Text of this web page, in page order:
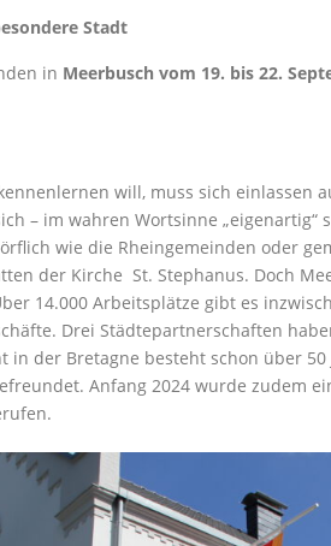
Stadt
in Meerbusch vom 19. bis 22.
will, muss sich einlassen
– im wahren Wortsinne
wie die Rheingemeinden oder
der Kirche St. Stephanus. Doch
14.000 Arbeitsplätze gibt es
Drei Städtepartnerschaften
in der Bretagne besteht schon über
Anfang 2024 wurde zudem